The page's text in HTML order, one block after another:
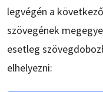
legvégén a
szövegének
esetleg
elhelyezni: